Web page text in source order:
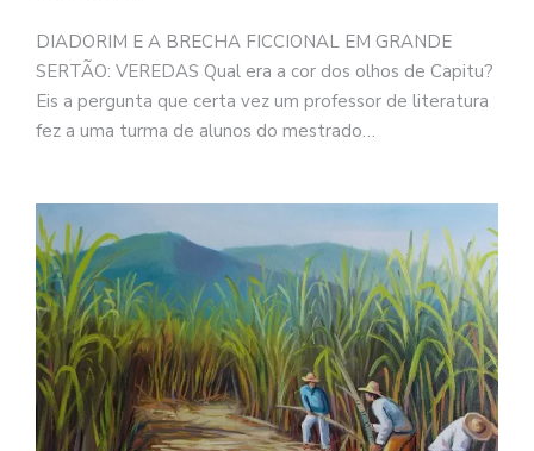
DIADORIM E A BRECHA FICCIONAL EM GRANDE
SERTÃO: VEREDAS Qual era a cor dos olhos de Capitu?
Eis a pergunta que certa vez um professor de literatura
fez a uma turma de alunos do mestrado…